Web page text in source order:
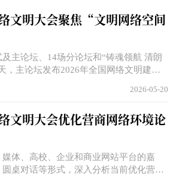
文明大会聚焦“文明网络空间
主论坛、14场分论坛和“铸魂领航 清朗
，主论坛发布2026年全国网络文明建设
2026-05-20
文明大会优化营商网络环境论
体、高校、企业和商业网站平台的嘉
桌对话等形式，深入分析当前优化营商